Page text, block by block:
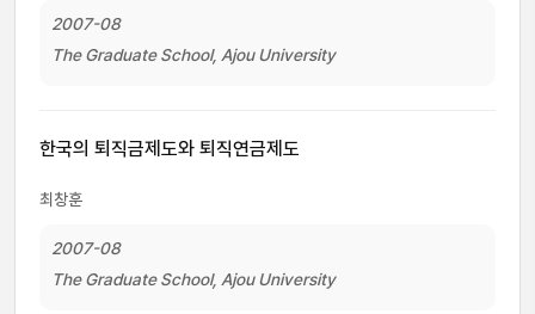
2007-08
The Graduate School, Ajou University
한국의 퇴직금제도와 퇴직연금제도
최창훈
2007-08
The Graduate School, Ajou University